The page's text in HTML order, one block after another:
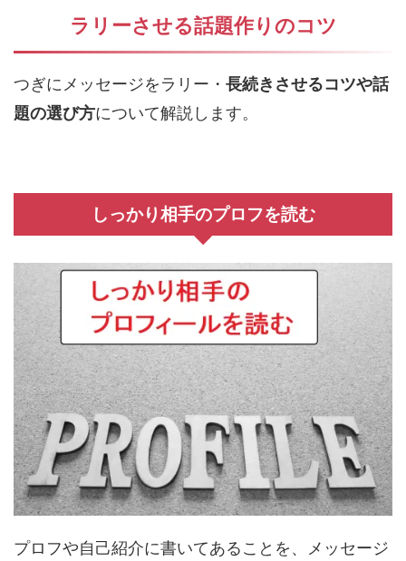
ラリーさせる話題作りのコツ
つぎにメッセージをラリー・ 長続きさせるコツや話
題の選び方について解説します。
しっかり相手のプロフを読む
プロフや自己紹介に書いてあることを、メッセージ